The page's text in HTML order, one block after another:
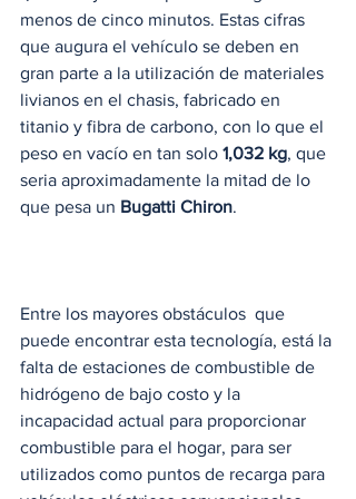
menos de cinco minutos. Estas cifras
que augura el vehículo se deben en
gran parte a la utilización de materiales
livianos en el chasis, fabricado en
titanio y fibra de carbono, con lo que el
peso en vacío en tan solo 1,032 kg, que
seria aproximadamente la mitad de lo
que pesa un Bugatti Chiron.
Entre los mayores obstáculos  que
puede encontrar esta tecnología, está la
falta de estaciones de combustible de
hidrógeno de bajo costo y la
incapacidad actual para proporcionar
combustible para el hogar, para ser
utilizados como puntos de recarga para